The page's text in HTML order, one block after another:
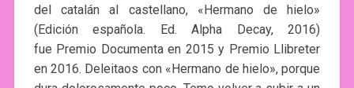
del catalán al castellano, «Hermano de hielo»
(Edición española. Ed. Alpha Decay, 2016)
fue Premio Documenta en 2015 y Premio Llibreter
en 2016. Deleitaos con «Hermano de hielo», porque